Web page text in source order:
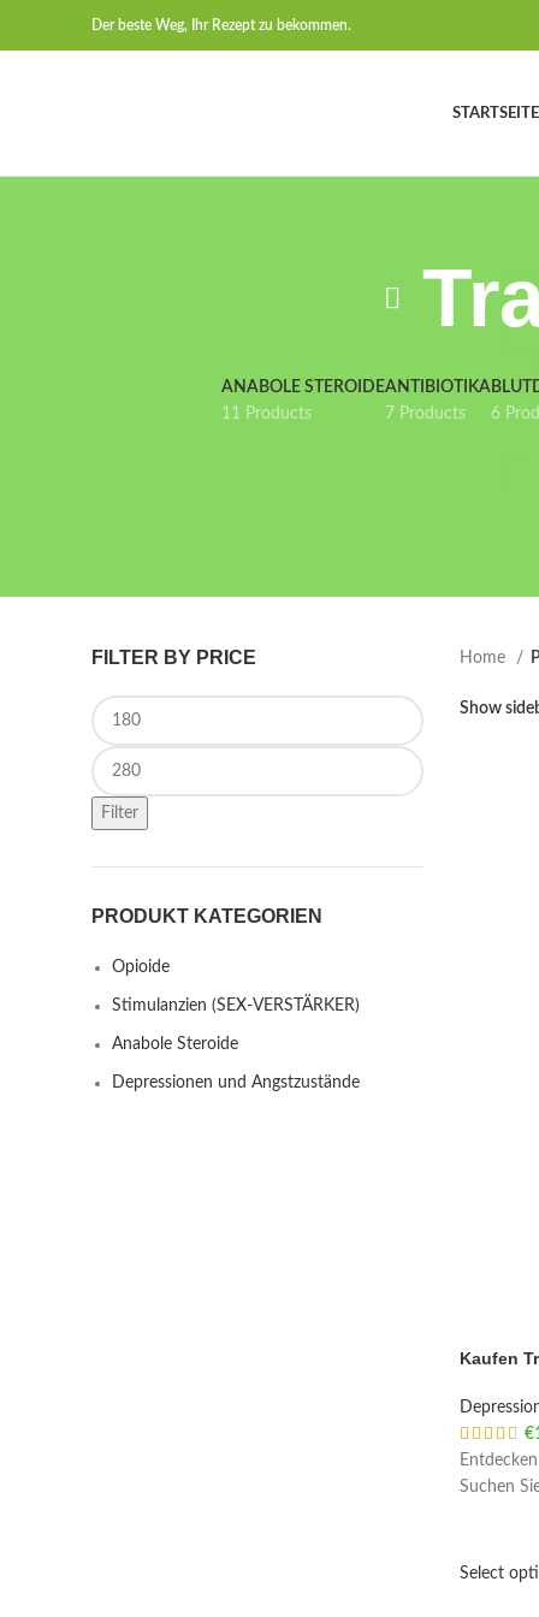
Der beste Weg, Ihr Rezept zu bekommen.
STARTSEITE
ANABOLE STEROIDE
11 Products
ANTIBIOTIKA
7 Products
6
FILTER BY PRICE
Min price
Max price
Filter
PRODUKT KATEGORIEN
Opioide
Stimulanzien (SEX-VERSTÄRKER)
Anabole Steroide
Depressionen und Angstzustände
Home
Show
Kaufen
€
Suchen
Select